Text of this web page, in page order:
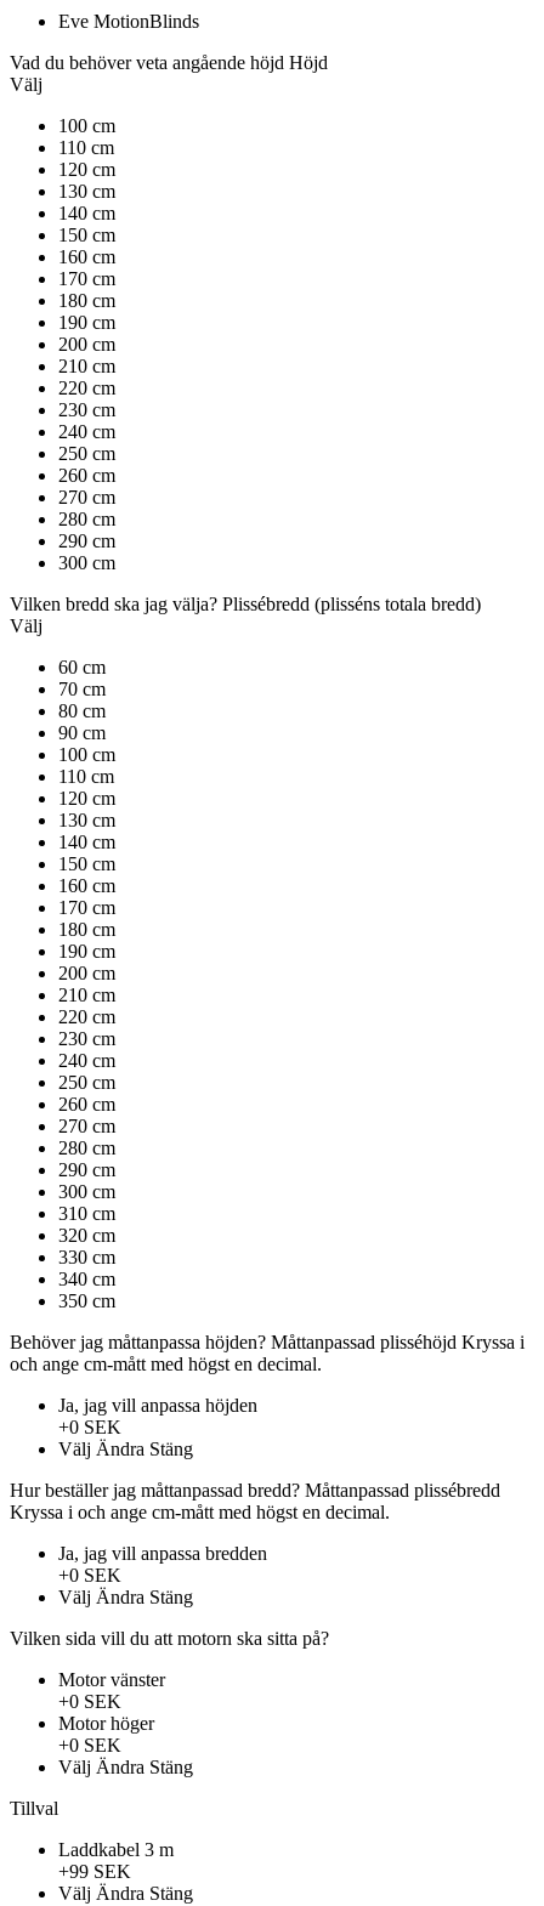
Eve MotionBlinds
Vad du behöver veta angående höjd Höjd
Välj
100 cm
110 cm
120 cm
130 cm
140 cm
150 cm
160 cm
170 cm
180 cm
190 cm
200 cm
210 cm
220 cm
230 cm
240 cm
250 cm
260 cm
270 cm
280 cm
290 cm
300 cm
Vilken bredd ska jag välja? Plissébredd (plisséns totala bredd)
Välj
60 cm
70 cm
80 cm
90 cm
100 cm
110 cm
120 cm
130 cm
140 cm
150 cm
160 cm
170 cm
180 cm
190 cm
200 cm
210 cm
220 cm
230 cm
240 cm
250 cm
260 cm
270 cm
280 cm
290 cm
300 cm
310 cm
320 cm
330 cm
340 cm
350 cm
Behöver jag måttanpassa höjden? Måttanpassad plisséhöjd Kryssa i
och ange cm-mått med högst en decimal.
Ja, jag vill anpassa höjden
+0 SEK
Välj Ändra Stäng
Hur beställer jag måttanpassad bredd? Måttanpassad plissébredd
Kryssa i och ange cm-mått med högst en decimal.
Ja, jag vill anpassa bredden
+0 SEK
Välj Ändra Stäng
Vilken sida vill du att motorn ska sitta på?
Motor vänster
+0 SEK
Motor höger
+0 SEK
Välj Ändra Stäng
Tillval
Laddkabel 3 m
+99 SEK
Välj Ändra Stäng